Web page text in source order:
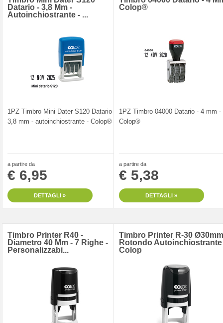
Datario - 3,8 Mm -
Autoinchiostrante - ...
1PZ Timbro Mini Dater S120 Datario -
3,8 mm - autoinchiostrante - Colop®
a partire da
€ 6,95
DETTAGLI »
Colop®
1PZ Timbro 04000 Datario - 4 mm -
Colop®
a partire da
€ 5,38
DETTAGLI »
Timbro Printer R40 -
Diametro 40 Mm - 7 Righe -
Personalizzabi...
Timbro Printer R-30 Ø30mm
Rotondo Autoinchiostrante
Colop